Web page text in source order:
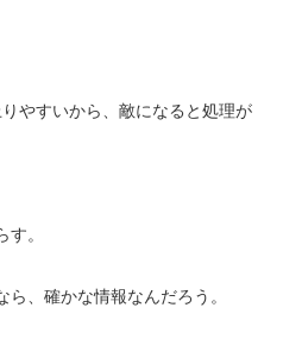
やすいから、敵になると処理が
。
、確かな情報なんだろう。